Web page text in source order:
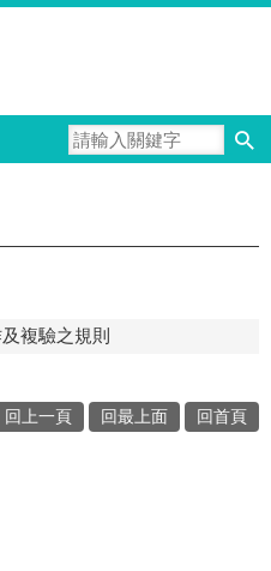
複驗之規則
回上一頁 回最上面 回首頁